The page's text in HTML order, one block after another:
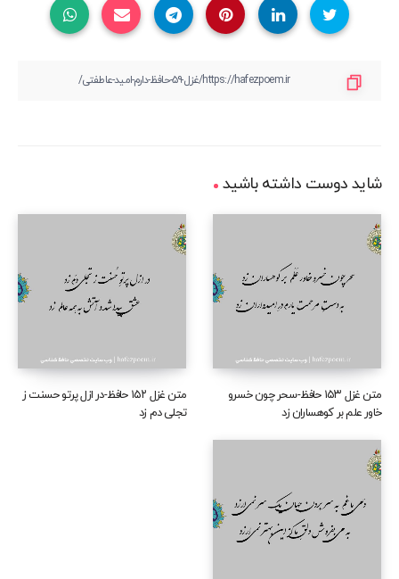
شاید دوست داشته باشید
متن غزل ۱۵۳ حافظ-سحر چون خسرو
خاور علم بر کوهساران زد
متن غزل ۱۵۲ حافظ-در ازل پرتو حسنت ز
تجلی دم زد